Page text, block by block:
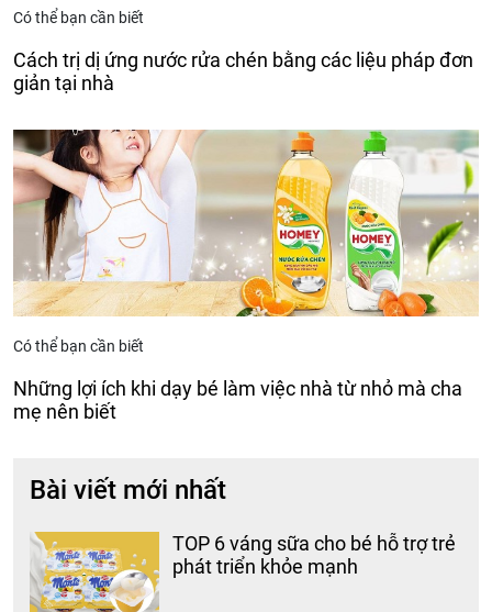
Có thể bạn cần biết
Cách trị dị ứng nước rửa chén bằng các liệu pháp đơn
giản tại nhà
Có thể bạn cần biết
Những lợi ích khi dạy bé làm việc nhà từ nhỏ mà cha
mẹ nên biết
Bài viết mới nhất
TOP 6 váng sữa cho bé hỗ trợ trẻ
phát triển khỏe mạnh